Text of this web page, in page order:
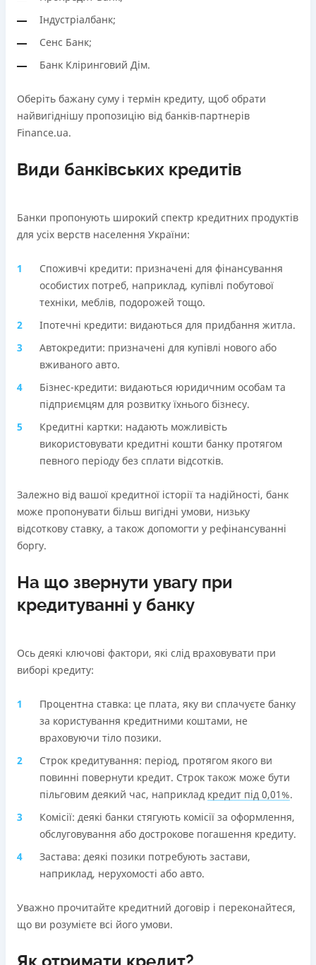
Ліцензія НБУ №10
Вся інформація про кредит
ОТРИМАТИ ПОЗИКУ Детальніше
Оплата на розрахунковий рахунок
Онлайн (через сайт або інтернет-банкінг)
Через термінали самообслуговування
Ліцензія НБУ №171
Вся інформація про кредит
ОТРИМАТИ ПОЗИКУ Детальніше
Індустріалбанк;
Сенс Банк;
Банк Кліринговий Дім.
Оберіть бажану суму і термін кредиту, щоб обрати
найвигіднішу пропозицію від банків-партнерів
Finance.ua.
Види банківських кредитів
Банки пропонують широкий спектр кредитних продуктів
для усіх верств населення України:
Споживчі кредити: призначені для фінансування
особистих потреб, наприклад, купівлі побутової
техніки, меблів, подорожей тощо.
Іпотечні кредити: видаються для придбання житла.
Автокредити: призначені для купівлі нового або
вживаного авто.
Бізнес-кредити: видаються юридичним особам та
підприємцям для розвитку їхнього бізнесу.
Кредитні картки: надають можливість
використовувати кредитні кошти банку протягом
певного періоду без сплати відсотків.
Залежно від вашої кредитної історії та надійності, банк
може пропонувати більш вигідні умови, низьку
відсоткову ставку, а також допомогти у рефінансуванні
боргу.
На що звернути увагу при
кредитуванні у банку
Ось деякі ключові фактори, які слід враховувати при
виборі кредиту:
Процентна ставка: це плата, яку ви сплачуєте банку
за користування кредитними коштами, не
враховуючи тіло позики.
Строк кредитування: період, протягом якого ви
повинні повернути кредит. Строк також може бути
пільговим деякий час, наприклад кредит під 0,01%.
Комісії: деякі банки стягують комісії за оформлення,
обслуговування або дострокове погашення кредиту.
Застава: деякі позики потребують застави,
наприклад, нерухомості або авто.
Уважно прочитайте кредитний договір і переконайтеся,
що ви розумієте всі його умови.